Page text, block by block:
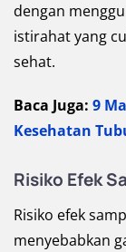
dengan
istirahat yang
sehat.
Baca Juga: 9
Kesehatan
Risiko Efek
Risiko efek
menyebabkan